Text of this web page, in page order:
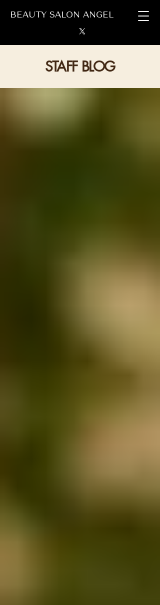
BEAUTY SALON ANGEL
STAFF BLOG